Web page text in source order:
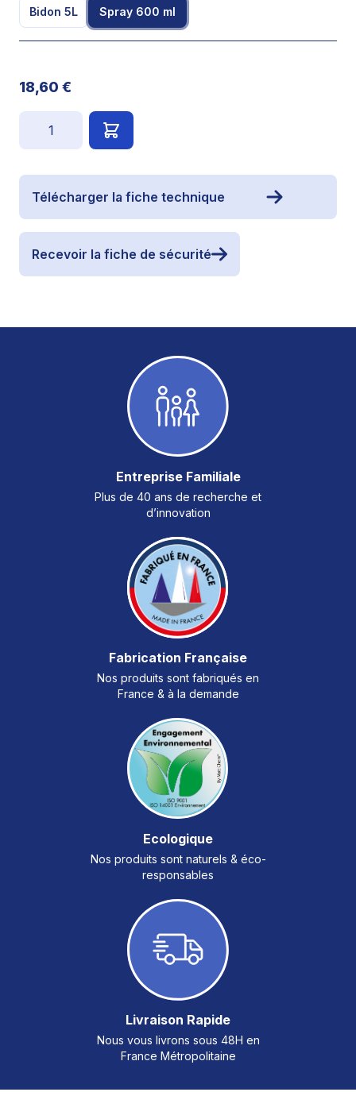
Bidon 5L Spray 600 ml
18,60 €
Télécharger la fiche technique
Recevoir la fiche de sécurité
Entreprise Familiale
Plus de 40 ans de recherche et
d’innovation
Fabrication Française
Nos produits sont fabriqués en
France & à la demande
Ecologique
Nos produits sont naturels & éco-
responsables
Livraison Rapide
Nous vous livrons sous 48H en
France Métropolitaine